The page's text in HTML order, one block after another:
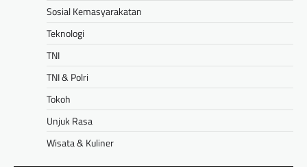
Sosial Kemasyarakatan
Teknologi
TNI
TNI & Polri
Tokoh
Unjuk Rasa
Wisata & Kuliner